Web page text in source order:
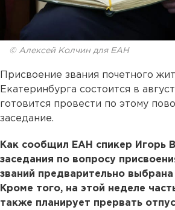
© Алексей Колчин для ЕАН
Присвоение звания почетного
Екатеринбурга состоится в
готовится провести по этому
заседание.
Как сообщил ЕАН спикер Игорь
заседания по вопросу
званий предварительно выбрана
Кроме того, на этой неделе
также планирует прервать